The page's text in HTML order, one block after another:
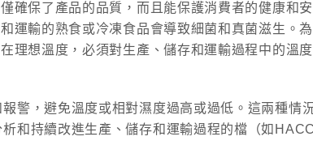
確保了產品的品質，而且能保護消費者的健康和
運輸的熟食或冷凍食品會導致細菌和真菌滋生。
理想溫度，必須對生產、儲存和運輸過程中的溫
警，避免溫度或相對濕度過高或過低。這兩種情
析和持續改進生產、儲存和運輸過程的檔（如